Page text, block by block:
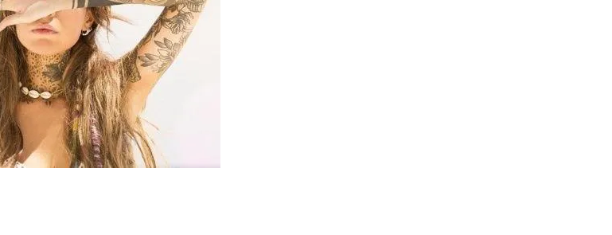
RECETAS
PALABRAS
HORÓSCOPO